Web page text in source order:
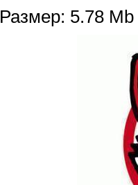
Размер: 5.78 Mb